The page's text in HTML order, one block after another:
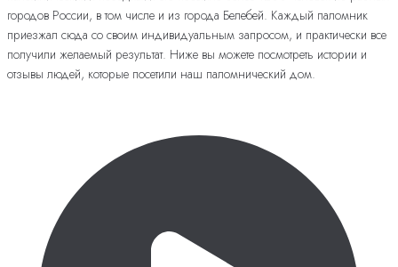
городов России, в том числе и из города Белебей. Каждый паломник
приезжал сюда со своим индивидуальным запросом, и практически все
получили желаемый результат. Ниже вы можете посмотреть истории и
отзывы людей, которые посетили наш паломнический дом.